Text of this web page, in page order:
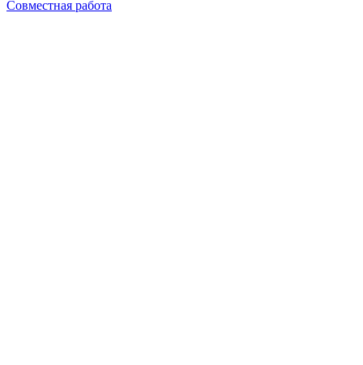
Совместная работа